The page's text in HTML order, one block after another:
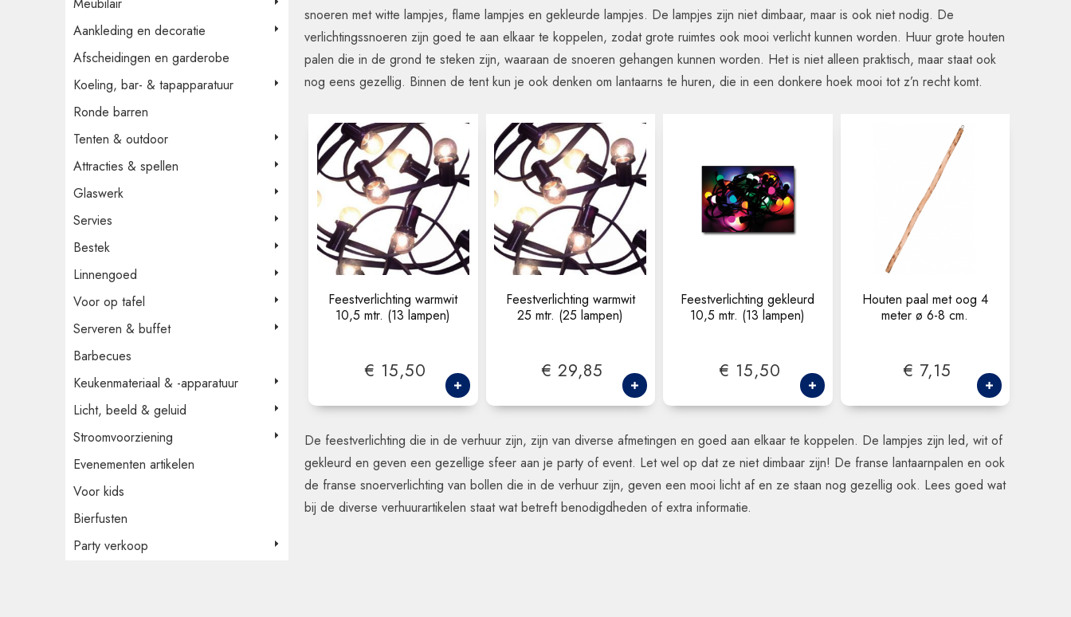
Aankleding en decoratie
Afscheidingen en garderobe
Koeling, bar- & tapapparatuur
Ronde barren
Tenten & outdoor
Attracties & spellen
Glaswerk
Servies
Bestek
Linnengoed
Voor op tafel
Serveren & buffet
Barbecues
Keukenmateriaal & -apparatuur
Licht, beeld & geluid
Stroomvoorziening
Evenementen artikelen
Voor kids
Bierfusten
Party verkoop
snoeren met witte lampjes, flame lampjes en gekleurde lampjes. De lampjes zijn niet dimbaar, maar is ook niet nodig. De
verlichtingssnoeren zijn goed te aan elkaar te koppelen, zodat grote ruimtes ook mooi verlicht kunnen worden. Huur grote houten
palen die in de grond te steken zijn, waaraan de snoeren gehangen kunnen worden. Het is niet alleen praktisch, maar staat ook
nog eens gezellig. Binnen de tent kun je ook denken om lantaarns te huren, die in een donkere hoek mooi tot z’n recht komt.
Feestverlichting warmwit
10,5 mtr. (13 lampen)
€ 15,50
Feestverlichting warmwit
25 mtr. (25 lampen)
€ 29,85
Feestverlichting gekleurd
10,5 mtr. (13 lampen)
€ 15,50
Houten paal met oog 4
meter ø 6-8 cm.
€ 7,15
De feestverlichting die in de verhuur zijn, zijn van diverse afmetingen en goed aan elkaar te koppelen. De lampjes zijn led, wit of
gekleurd en geven een gezellige sfeer aan je party of event. Let wel op dat ze niet dimbaar zijn! De franse lantaarnpalen en ook
de franse snoerverlichting van bollen die in de verhuur zijn, geven een mooi licht af en ze staan nog gezellig ook. Lees goed wat
bij de diverse verhuurartikelen staat wat betreft benodigdheden of extra informatie.